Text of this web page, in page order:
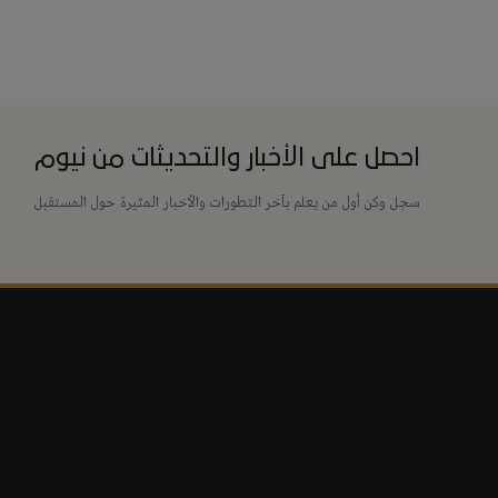
احصل على الأخبار والتحديثات من نيوم
سجل وكن أول من يعلم بآخر التطورات والأخبار المثيرة حول المستقبل